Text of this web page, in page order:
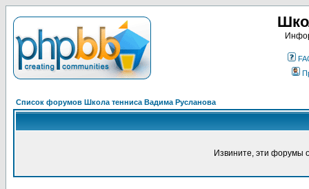
Список форумов Школа тенниса Вадима Русланова
Извините, эти форумы